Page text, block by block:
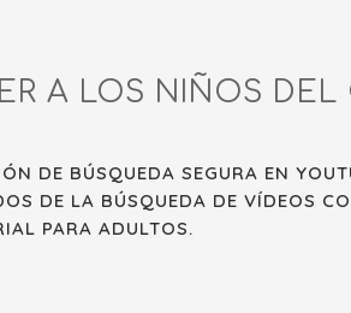
A LOS NIÑOS
DE BÚSQUEDA SEGURA EN
DE LA BÚSQUEDA DE VÍDEOS
PARA ADULTOS.